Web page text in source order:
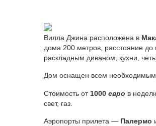
Вилла Джина расположена в
дома 200 метров, расстояние
раскладным диваном, кухни,
Дом оснащен всем необходимым,
Стоимость от1000 евро в
свет, газ.
Аэропорты прилета — Палермо